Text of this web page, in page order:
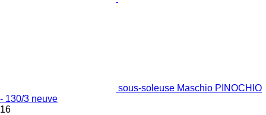
sous-soleuse Maschio PINOCHIO
- 130/3 neuve
16